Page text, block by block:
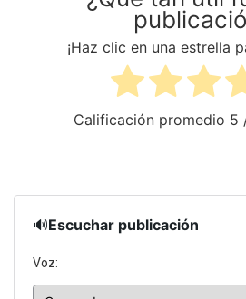
¡Haz clic en una estrella
Calificación promedio 5
🔊Escuchar publicación
Voz: